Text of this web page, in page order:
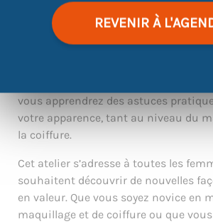
REVENIR À
Atelier exclusif « Toutes en Beauté »,
expérience unique dédiée à la
vous apprendrez des astuces
votre apparence, tant au niveau du
la coiffure.
Cet atelier s’adresse à toutes les
souhaitent découvrir de nouvelles
en valeur. Que vous soyez novice en
maquillage et de coiffure ou que